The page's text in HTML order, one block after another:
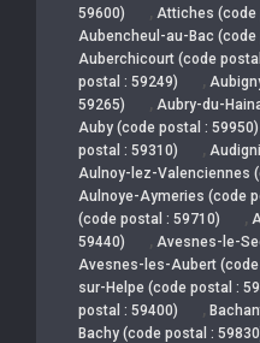
59600)
, Attiches (code
Aubencheul-au-Bac (code
Auberchicourt (code
postal : 59249)
,
59265)
, Aubry-du-
Auby (code postal : 59950)
postal : 59310)
,
Aulnoy-lez-Valenciennes
Aulnoye-Aymeries (code
(code postal : 59710)
,
59440)
, Avesnes-le-
Avesnes-les-Aubert
sur-Helpe (code postal :
postal : 59400)
,
Bachy (code postal :